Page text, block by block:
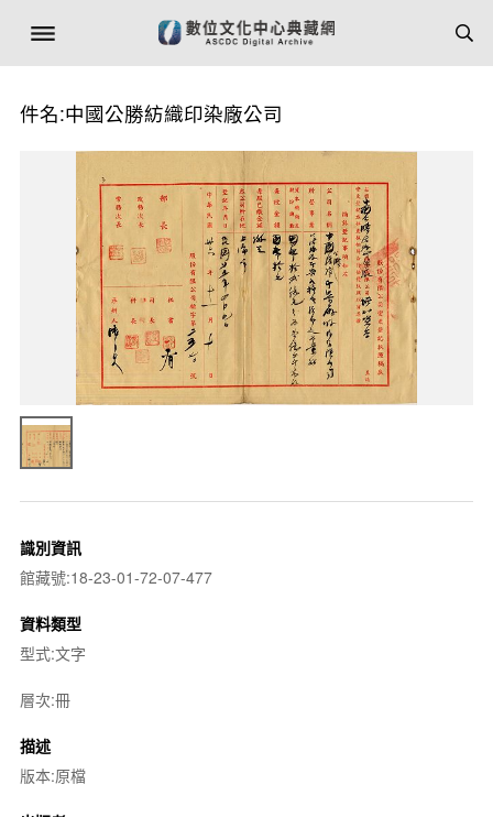
件名:中國公勝紡織印染廠公司
識別資訊
館藏號:18-23-01-72-07-477
資料類型
型式:文字
層次:冊
描述
版本:原檔